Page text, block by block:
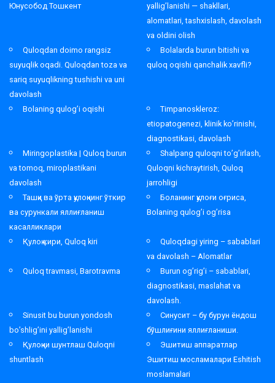
Юнусобод Тошкент
yallig’lanishi — shakllari,
alomatlari, tashxislash, davolash
va oldini olish
Quloqdan doimo rangsiz
suyuqlik oqadi. Quloqdan toza va
sariq suyuqlikning tushishi va uni
davolash
Bolalarda burun bitishi va
quloq oqishi qanchalik xavfli?
Bolaning qulog’i oqishi
Timpanoskleroz:
etiopatogenezi, klinik ko’rinishi,
diagnostikasi, davolash
Miringoplastika | Quloq burun
va tomoq, miroplastikani
davolash
Shalpang quloqni to’g’irlash,
Quloqni kichraytirish, Quloq
jarrohligi
Ташқи ва ўрта қулоқнинг ўткир
ва сурункали яллиғланиш
касалликлари
Боланинг қулоғи оғриса,
Bolaning qulog’i og’risa
Қулоқ кири, Quloq kiri
Quloqdagi yiring – sabablari
va davolash – Alomatlar
Quloq travmasi, Barotravma
Burun og’rig’i – sabablari,
diagnostikasi, maslahat va
davolash.
Sinusit bu burun yondosh
bo’shlig’ini yallig’lanishi
Синусит – бу бурун ёндош
бўшлиғини яллиғланиши.
Қулоқни шунтлаш Quloqni
shuntlash
Эшитиш аппаратлар
Эшитиш мосламалари Eshitish
moslamalari